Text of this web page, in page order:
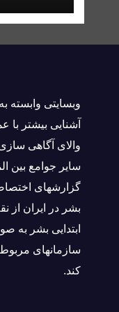
شد
وبسايتى وابسته
آشنایی بيشتر
والاى آگاهى
ساير جوامع بین
گزارشهای
بشر در ایران از
ابتدایی بشر به
سازمانهای
كند.